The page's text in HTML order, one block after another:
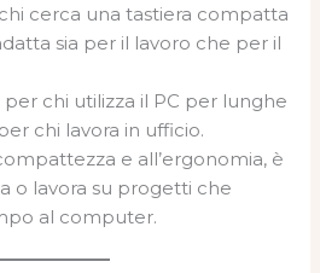
cerca una tastiera compatta
sia per il lavoro che per il
per chi utilizza il PC per lunghe
chi lavora in ufficio.
e all’ergonomia, è
o lavora su progetti che
al computer.